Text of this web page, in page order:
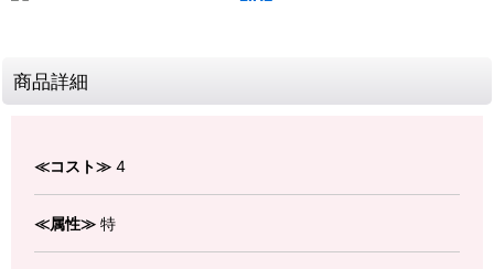
商品詳細
≪コスト≫ 4
≪属性≫ 特